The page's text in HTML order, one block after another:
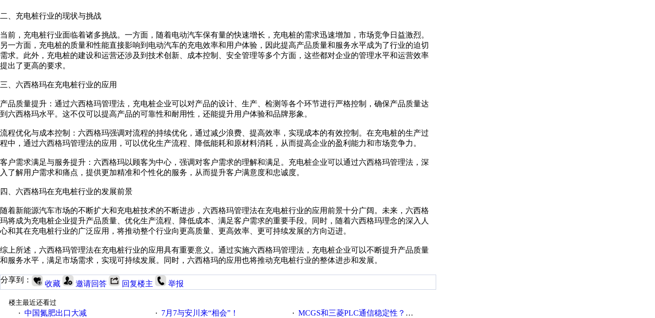
二、充电桩行业的现状与挑战
当前，充电桩行业面临着诸多挑战。一方面，随着电动汽车保有量的快速增长，充电桩的需求迅速增加，市场竞争日益激烈。
另一方面，充电桩的质量和性能直接影响到电动汽车的充电效率和用户体验，因此提高产品质量和服务水平成为了行业的迫切
需求。此外，充电桩的建设和运营还涉及到技术创新、成本控制、安全管理等多个方面，这些都对企业的管理水平和运营效率
提出了更高的要求。
三、六西格玛在充电桩行业的应用
产品质量提升：通过六西格玛管理法，充电桩企业可以对产品的设计、生产、检测等各个环节进行严格控制，确保产品质量达
到六西格玛水平。这不仅可以提高产品的可靠性和耐用性，还能提升用户体验和品牌形象。
流程优化与成本控制：六西格玛强调对流程的持续优化，通过减少浪费、提高效率，实现成本的有效控制。在充电桩的生产过
程中，通过六西格玛管理法的应用，可以优化生产流程、降低能耗和原材料消耗，从而提高企业的盈利能力和市场竞争力。
客户需求满足与服务提升：六西格玛以顾客为中心，强调对客户需求的理解和满足。充电桩企业可以通过六西格玛管理法，深
入了解用户需求和痛点，提供更加精准和个性化的服务，从而提升客户满意度和忠诚度。
四、六西格玛在充电桩行业的发展前景
随着新能源汽车市场的不断扩大和充电桩技术的不断进步，六西格玛管理法在充电桩行业的应用前景十分广阔。未来，六西格
玛将成为充电桩企业提升产品质量、优化生产流程、降低成本、满足客户需求的重要手段。同时，随着六西格玛理念的深入人
心和其在充电桩行业的广泛应用，将推动整个行业向更高质量、更高效率、更可持续发展的方向迈进。
综上所述，六西格玛管理法在充电桩行业的应用具有重要意义。通过实施六西格玛管理法，充电桩企业可以不断提升产品质量
和服务水平，满足市场需求，实现可持续发展。同时，六西格玛的应用也将推动充电桩行业的整体进步和发展。
分享到： 收藏 邀请回答 回复楼主 举报
楼主最近还看过
· 中国氮肥出口大减 · 7月7与安川来“相会”！ · MCGS和三菱PLC通信稳定性？？？